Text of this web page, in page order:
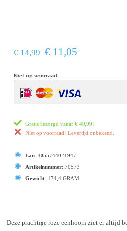
€ 14,99 € 11,05
Niet op voorraad
Gratis bezorgd vanaf € 49,99!
Niet op voorraad! Levertijd onbekend.
Ean: 4055744021947
Artikelnummer: 70573
Gewicht: 174,4 GRAM
Deze prachtige roze eenhoorn ziet er altijd